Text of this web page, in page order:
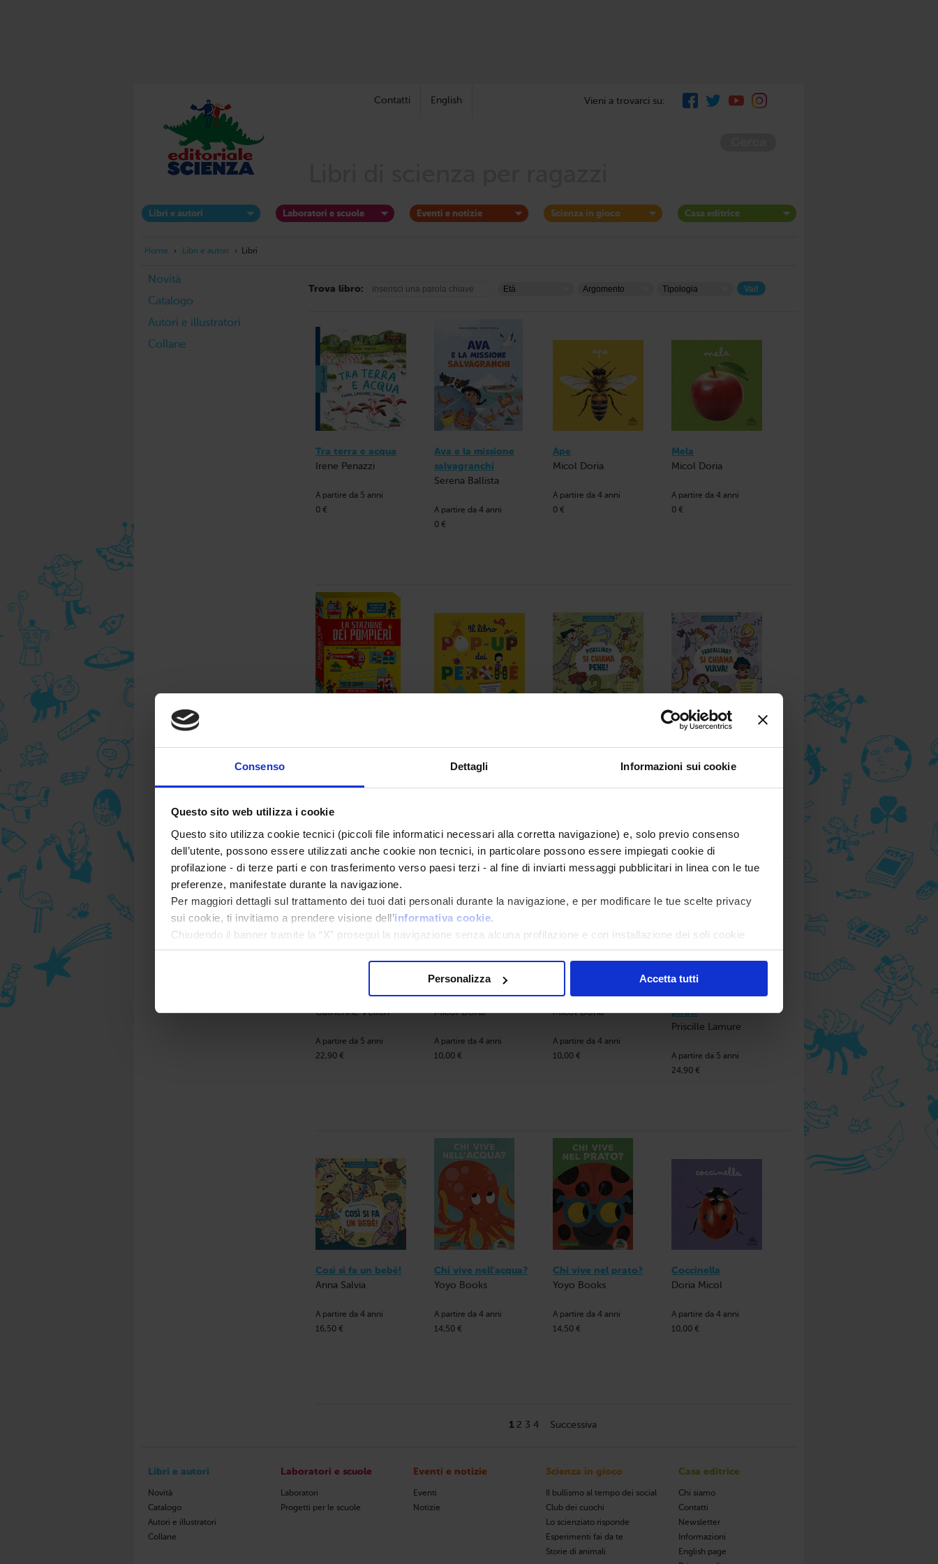
Consenso Dettagli Informazioni sui cookie
Questo sito web utilizza i cookie
Questo sito utilizza cookie tecnici (piccoli file informatici necessari alla corretta navigazione) e, solo previo consenso
dell’utente, possono essere utilizzati anche cookie non tecnici, in particolare possono essere impiegati cookie di
profilazione - di terze parti e con trasferimento verso paesi terzi - al fine di inviarti messaggi pubblicitari in linea con le tue
preferenze, manifestate durante la navigazione.
Per maggiori dettagli sul trattamento dei tuoi dati personali durante la navigazione, e per modificare le tue scelte privacy
sui cookie, ti invitiamo a prendere visione dell’informativa cookie.
Chiudendo il banner tramite la “X” prosegui la navigazione senza alcuna profilazione e con installazione dei soli cookie
tecnici. Selezionando “Accetta tutti” presti il tuo consenso alla profilazione che potrai revocare in ogni momentoRevoca
Personalizza Accetta tutti
Contatti English Vieni a trovarci su:
Libri e autori Laboratori e scuole Eventi e notizie Scienza in gioco Casa editrice
Home › Libri e autori › Libri
Novità
Catalogo
Autori e illustratori
Collane
Trova libro:
Tra terra e acqua
Irene Penazzi
A partire da 5 anni
0 €
Ava e la missione
salvagranchi
Serena Ballista
A partire da 4 anni
0 €
Ape
Micol Doria
A partire da 4 anni
0 €
Mela
Micol Doria
A partire da 4 anni
0 €
Farfallina? Si chiama
La nave pirata
Catherine Veitch
A partire da 5 anni
22,90 €
Fragola
Micol Doria
A partire da 4 anni
10,00 €
Pettirosso
Micol Doria
A partire da 4 anni
10,00 €
Il libro pop-up dei
pirati
Priscille Lamure
A partire da 5 anni
24,90 €
Così si fa un bebè!
Anna Salvia
A partire da 4 anni
16,50 €
Chi vive nell'acqua?
Yoyo Books
A partire da 4 anni
14,50 €
Chi vive nel prato?
Yoyo Books
A partire da 4 anni
14,50 €
Coccinella
Doria Micol
A partire da 4 anni
10,00 €
1 2 3 4 Successiva
Libri e autori
Novità
Catalogo
Autori e illustratori
Collane
Laboratori e scuole
Laboratori
Progetti per le scuole
Eventi e notizie
Eventi
Notizie
Scienza in gioco
Il bullismo al tempo dei social
Club dei cuochi
Lo scienziato risponde
Esperimenti fai da te
Storie di animali
Casa editrice
Chi siamo
Contatti
Newsletter
Informazioni
English page